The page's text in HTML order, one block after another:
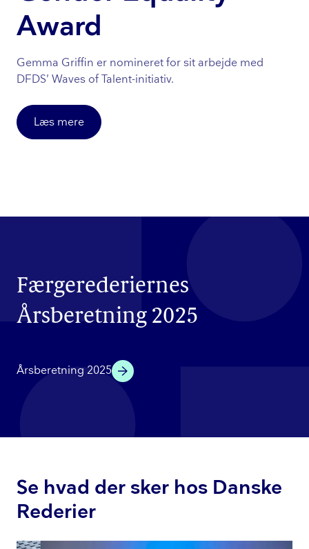
Award
Gemma Griffin er nomineret for sit arbejde med
DFDS’ Waves of Talent-initiativ.
Læs mere
Færgerederiernes
Årsberetning 2025
Årsberetning 2025
Se hvad der sker hos Danske
Rederier